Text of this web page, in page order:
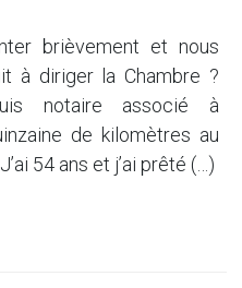
brièvement et nous
à diriger la Chambre ?
notaire associé à
de kilomètres au
54 ans et j’ai prêté (…)